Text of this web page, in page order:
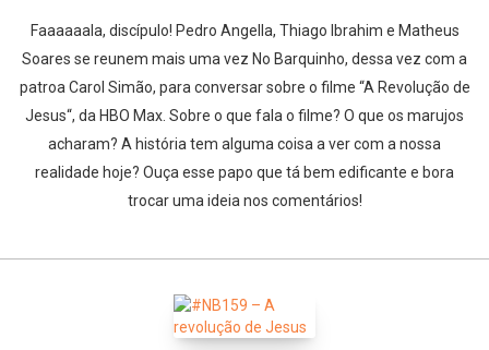
Faaaaaala, discípulo! Pedro Angella, Thiago Ibrahim e Matheus
Soares se reunem mais uma vez No Barquinho, dessa vez com a
patroa Carol Simão, para conversar sobre o filme “A Revolução de
Jesus“, da HBO Max. Sobre o que fala o filme? O que os marujos
acharam? A história tem alguma coisa a ver com a nossa
realidade hoje? Ouça esse papo que tá bem edificante e bora
trocar uma ideia nos comentários!